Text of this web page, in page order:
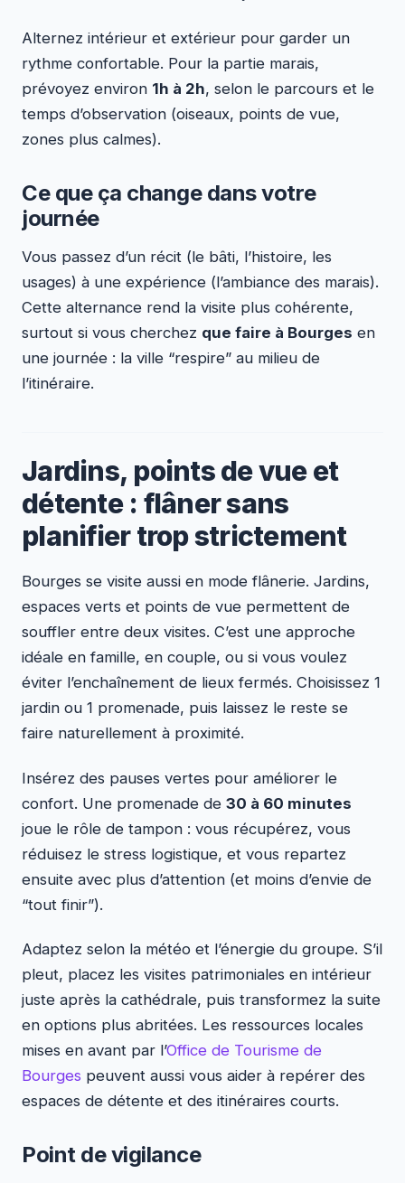
Alternez intérieur et extérieur pour garder un
rythme confortable. Pour la partie marais,
prévoyez environ 1h à 2h, selon le parcours et le
temps d’observation (oiseaux, points de vue,
zones plus calmes).
Ce que ça change dans votre
journée
Vous passez d’un récit (le bâti, l’histoire, les
usages) à une expérience (l’ambiance des marais).
Cette alternance rend la visite plus cohérente,
surtout si vous cherchez que faire à Bourges en
une journée : la ville “respire” au milieu de
l’itinéraire.
Jardins, points de vue et
détente : flâner sans
planifier trop strictement
Bourges se visite aussi en mode flânerie. Jardins,
espaces verts et points de vue permettent de
souffler entre deux visites. C’est une approche
idéale en famille, en couple, ou si vous voulez
éviter l’enchaînement de lieux fermés. Choisissez 1
jardin ou 1 promenade, puis laissez le reste se
faire naturellement à proximité.
Insérez des pauses vertes pour améliorer le
confort. Une promenade de 30 à 60 minutes
joue le rôle de tampon : vous récupérez, vous
réduisez le stress logistique, et vous repartez
ensuite avec plus d’attention (et moins d’envie de
“tout finir”).
Adaptez selon la météo et l’énergie du groupe. S’il
pleut, placez les visites patrimoniales en intérieur
juste après la cathédrale, puis transformez la suite
en options plus abritées. Les ressources locales
mises en avant par l’Office de Tourisme de
Bourges peuvent aussi vous aider à repérer des
espaces de détente et des itinéraires courts.
Point de vigilance